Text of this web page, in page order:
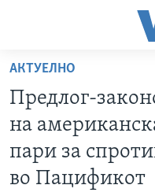
пристапност
Премини
на
главната
содржина
Премини
до
РУБРИКИ
МАКЕДОНИЈА
ФОТОГАЛЕРИИ
ДОКУМЕНТАРЦИ
АКТУЕЛНО
Предлог-
на
пари за
во Пацификот